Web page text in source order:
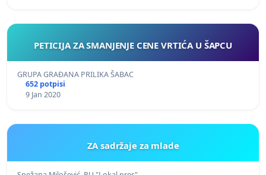
PETICIJA ZA SMANJENJE CENE VRTIĆA U ŠAPCU
GRUPA GRAĐANA PRILIKA ŠABAC
652 potpisi
9 Jan 2020
ZA sadržaje za mlade